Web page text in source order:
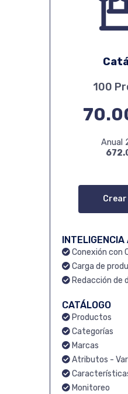
100
Anual
Conexión con
Carga de
Redacción de
CATÁLOGO
Productos
Categorías
Marcas
Atributos -
Monitoreo